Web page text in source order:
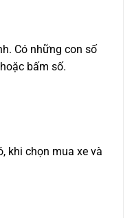
Có những con số
bấm số.
khi chọn mua xe và